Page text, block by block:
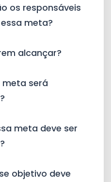
os responsáveis
meta?
alcançar?
meta será
meta deve ser
objetivo deve